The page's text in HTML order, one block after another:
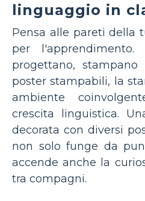
linguaggio in
Pensa alle pareti della
per
progettano,
poster stampabili, la
ambiente
crescita linguistica.
decorata con diversi
non solo funge da
accende anche la
tra compagni.